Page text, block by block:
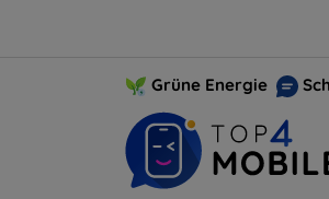
Grüne Energie